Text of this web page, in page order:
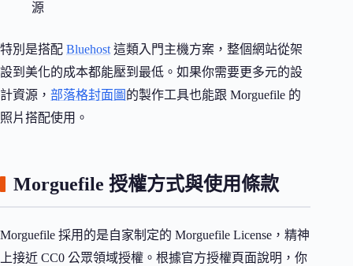
源
特別是搭配 Bluehost 這類入門主機方案，整個網站從架
設到美化的成本都能壓到最低。如果你需要更多元的設
計資源， 部落格封面圖 的製作工具也能跟 Morguefile 的
照片搭配使用。
Morguefile 授權方式與使用條款
Morguefile 採用的是自家制定的 Morguefile License，精神
上接近 CC0 公眾領域授權。根據官方授權頁面說明，你